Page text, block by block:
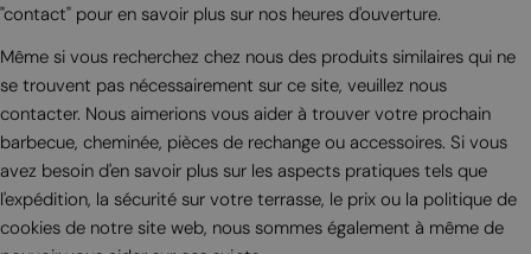
"contact" pour en savoir plus sur nos heures d'ouverture.
Même si vous recherchez chez nous des produits similaires qui ne
se trouvent pas nécessairement sur ce site, veuillez nous
contacter. Nous aimerions vous aider à trouver votre prochain
barbecue, cheminée, pièces de rechange ou accessoires. Si vous
avez besoin d'en savoir plus sur les aspects pratiques tels que
l'expédition, la sécurité sur votre terrasse, le prix ou la politique de
cookies de notre site web, nous sommes également à même de